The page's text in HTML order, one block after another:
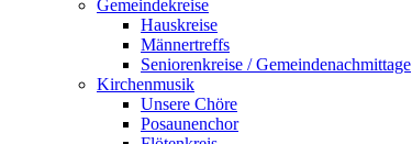
Gemeindekreise
Hauskreise
Männertreffs
Seniorenkreise / Gemeindenachmittage
Kirchenmusik
Unsere Chöre
Posaunenchor